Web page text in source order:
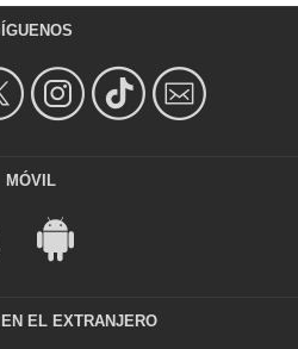
MÓVIL
EL EXTRANJERO